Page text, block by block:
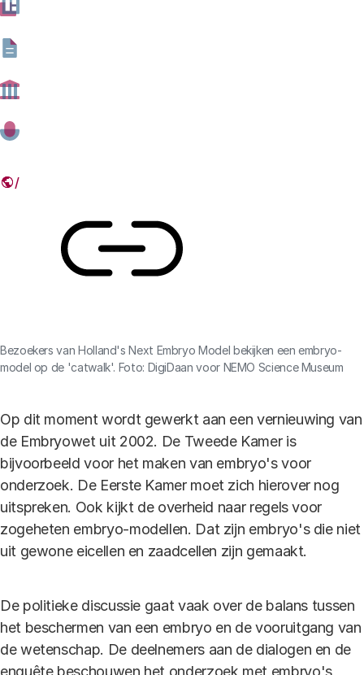
buurthuizen en scholen deden meer dan duizend
zorgde voor de statistische onderbouwing.
28 MEI 2026
​​Bezoekers van Holland's Next Embryo Model bekijken een embryo-
model op de 'catwalk'. Foto: DigiDaan voor NEMO Science Museum​
Op dit moment wordt gewerkt aan een vernieuwing van
de Embryowet uit 2002. De Tweede Kamer is
bijvoorbeeld voor het maken van embryo's voor
onderzoek. De Eerste Kamer moet zich hierover nog
uitspreken. Ook kijkt de overheid naar regels voor
zogeheten embryo-modellen. Dat zijn embryo's die niet
uit gewone eicellen en zaadcellen zijn gemaakt.
De politieke discussie gaat vaak over de balans tussen
het beschermen van een embryo en de vooruitgang van
de wetenschap. De deelnemers aan de dialogen en de
enquête beschouwen het onderzoek met embryo's